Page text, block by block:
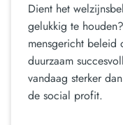
Dient het
gelukkig te
mensgericht
duurzaam
vandaag sterker
de social profit.